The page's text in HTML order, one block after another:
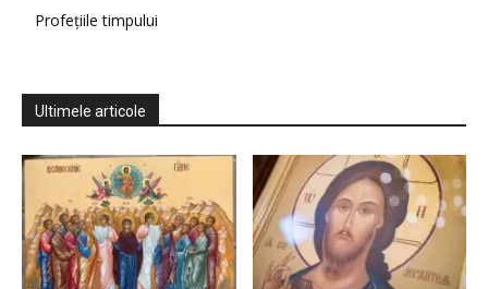
Profețiile timpului
Ultimele articole